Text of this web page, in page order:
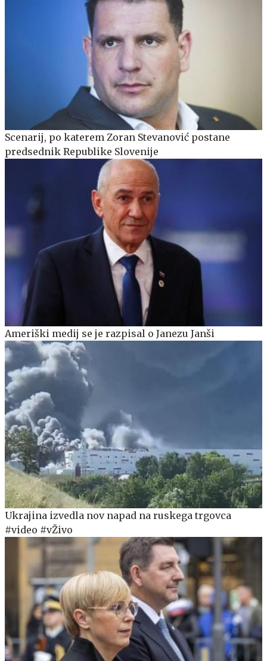
Scenarij, po katerem Zoran Stevanović postane
predsednik Republike Slovenije
Ameriški medij se je razpisal o Janezu Janši
Ukrajina izvedla nov napad na ruskega trgovca
#video #vŽivo